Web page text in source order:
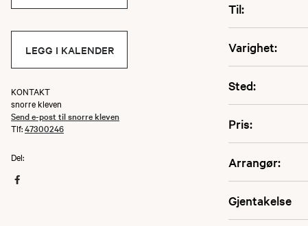
Til:
Varighet:
Sted:
Pris:
Arrangør:
Gjentakelse
LEGG I KALENDER
KONTAKT
snorre kleven
Send e-post til snorre kleven
Tlf:47300246
Del: